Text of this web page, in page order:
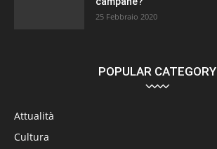
25 Febbraio 2020
POPULAR CATEGORY
Attualità
Cultura